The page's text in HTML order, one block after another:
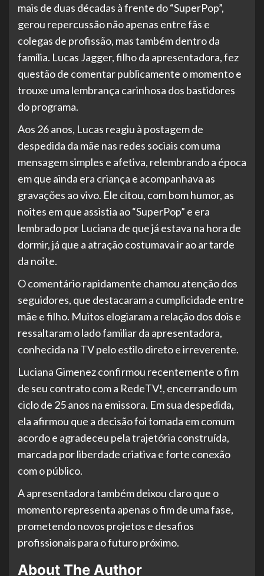
mais de duas décadas à frente do “SuperPop”,
gerou repercussão não apenas entre fãs e
colegas de profissão, mas também dentro da
família. Lucas Jagger, filho da apresentadora, fez
questão de comentar publicamente o momento e
trouxe uma lembrança carinhosa dos bastidores
do programa.
Aos 26 anos, Lucas reagiu à postagem de
despedida da mãe nas redes sociais com uma
mensagem simples e afetiva, relembrando a época
em que ainda era criança e acompanhava as
gravações ao vivo. Ele citou, com bom humor, as
noites em que assistia ao “SuperPop” e era
lembrado por Luciana de que já estava na hora de
dormir, já que a atração costumava ir ao ar tarde
da noite.
O comentário rapidamente chamou atenção dos
seguidores, que destacaram a cumplicidade entre
mãe e filho. Muitos elogiaram a relação dos dois e
ressaltaram o lado familiar da apresentadora,
conhecida na TV pelo estilo direto e irreverente.
Luciana Gimenez confirmou recentemente o fim
de seu contrato com a RedeTV!, encerrando um
ciclo de 25 anos na emissora. Em sua despedida,
ela afirmou que a decisão foi tomada em comum
acordo e agradeceu pela trajetória construída,
marcada por liberdade criativa e forte conexão
com o público.
A apresentadora também deixou claro que o
momento representa apenas o fim de uma fase,
prometendo novos projetos e desafios
profissionais para o futuro próximo.
About The Author